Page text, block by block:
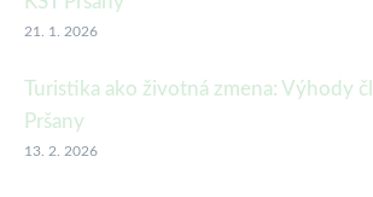
21. 1. 2026
Turistika ako životná zmena: Výhody
Pršany
13. 2. 2026